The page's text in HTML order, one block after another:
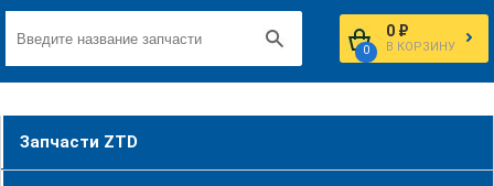
0
0 ₽
В КОРЗИНУ
Запчасти ZTD